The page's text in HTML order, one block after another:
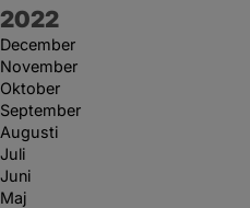
År:
2022
December
November
Oktober
September
Augusti
Juli
Juni
Maj